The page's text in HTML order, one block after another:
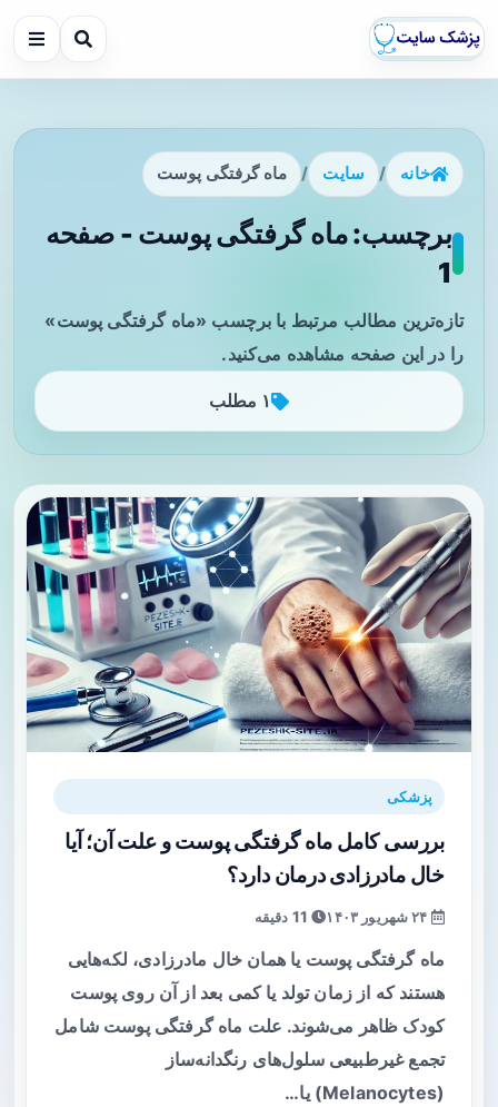
خانه / سایت / ماه گرفتگی پوست
برچسب: ماه گرفتگی پوست - صفحه
1
تازه‌ترین مطالب مرتبط با برچسب «ماه گرفتگی پوست»
را در این صفحه مشاهده می‌کنید.
۱ مطلب
پزشکی
بررسی کامل ماه گرفتگی پوست و علت آن؛ آیا
خال مادرزادی درمان دارد؟
11 دقیقه
ماه گرفتگی پوست یا همان خال مادرزادی، لکه‌هایی
هستند که از زمان تولد یا کمی بعد از آن روی پوست
کودک ظاهر می‌شوند. علت ماه گرفتگی پوست شامل
تجمع غیرطبیعی سلول‌های رنگدانه‌ساز
(Melanocytes) یا…